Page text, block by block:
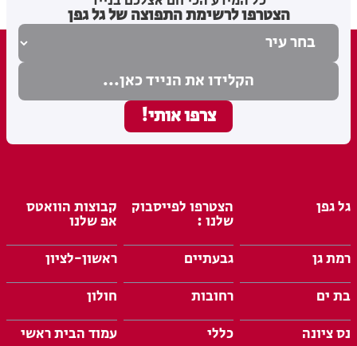
הצטרפו לרשימת התפוצה של גל גפן
גל גפן הצטרפו לפייסבוק
שלנו :
קבוצות הוואטס
אפ שלנו
רמת גן
גבעתיים
ראשון-לציון
בת ים
רחובות
חולון
נס ציונה
כללי עמוד הבית ראשי